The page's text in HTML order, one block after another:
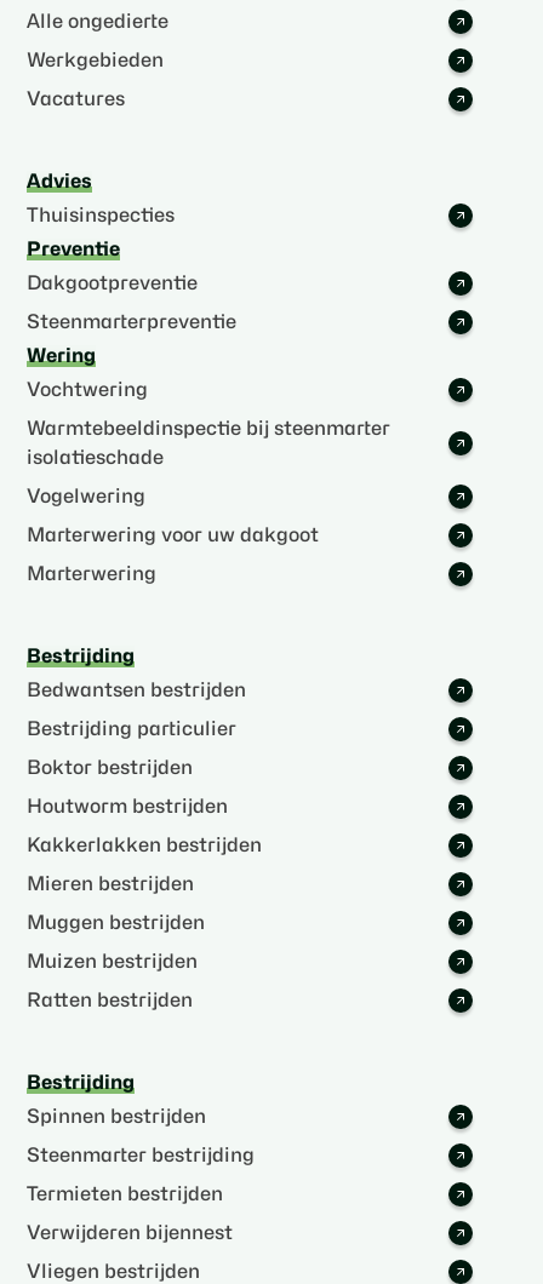
Alle ongedierte
Werkgebieden
Vacatures
Advies
Thuisinspecties
Preventie
Dakgootpreventie
Steenmarterpreventie
Wering
Vochtwering
Warmtebeeldinspectie bij steenmarter
isolatieschade
Vogelwering
Marterwering voor uw dakgoot
Marterwering
Bestrijding
Bedwantsen bestrijden
Bestrijding particulier
Boktor bestrijden
Houtworm bestrijden
Kakkerlakken bestrijden
Mieren bestrijden
Muggen bestrijden
Muizen bestrijden
Ratten bestrijden
Bestrijding
Spinnen bestrijden
Steenmarter bestrijding
Termieten bestrijden
Verwijderen bijennest
Vliegen bestrijden